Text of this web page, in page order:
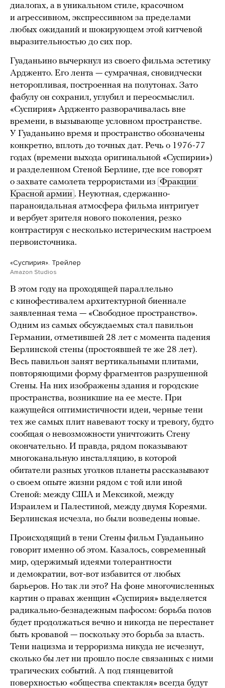
диалогах, а в уникальном стиле, красочном
и агрессивном, экспрессивном за пределами
любых ожиданий и шокирующем этой китчевой
выразительностью до сих пор.
Гуаданьино вычеркнул из своего фильма эстетику
Ардженто. Его лента — сумрачная, сновидчески
неторопливая, построенная на полутонах. Зато
фабулу он сохранил, углубил и переосмыслил.
«Суспирия» Ардженто разворачивалась вне
времени, в вызывающе условном пространстве.
У Гуаданьино время и пространство обозначены
конкретно, вплоть до точных дат. Речь о 1976-77
годах (времени выхода оригинальной «Суспирии»)
и разделенном Стеной Берлине, где все говорят
о захвате самолета террористами из Фракции
Красной армии . Неуютная, сдержанно-
параноидальная атмосфера фильма интригует
и вербует зрителя нового поколения, резко
контрастируя с несколько истерическим настроем
первоисточника.
«Суспирия». Трейлер
Amazon Studios
В этом году на проходящей параллельно
с кинофестивалем архитектурной биеннале
заявленная тема — «Свободное пространство».
Одним из самых обсуждаемых стал павильон
Германии, отметившей 28 лет с момента падения
Берлинской стены (простоявшей те же 28 лет).
Весь павильон занят вертикальными плитами,
повторяющими форму фрагментов разрушенной
Стены. На них изображены здания и городские
пространства, возникшие на ее месте. При
кажущейся оптимистичности идеи, черные тени
тех же самых плит навевают тоску и тревогу, будто
сообщая о невозможности уничтожить Стену
окончательно. И правда, рядом показывают
многоканальную инсталляцию, в которой
обитатели разных уголков планеты рассказывают
о своем опыте жизни рядом с той или иной
Стеной: между США и Мексикой, между
Израилем и Палестиной, между двумя Кореями.
Берлинская исчезла, но были возведены новые.
Происходящий в тени Стены фильм Гуаданьино
говорит именно об этом. Казалось, современный
мир, одержимый идеями толерантности
и демократии, вот-вот избавится от любых
барьеров. Но так ли это? На фоне многочисленных
картин о правах женщин «Суспирия» выделяется
радикально-безнадежным пафосом: борьба полов
будет продолжаться вечно и никогда не перестанет
быть кровавой — поскольку это борьба за власть.
Тени нацизма и терроризма никуда не исчезнут,
сколько бы лет ни прошло после связанных с ними
трагических событий. А под глянцевитой
поверхностью «общества спектакля» всегда будут